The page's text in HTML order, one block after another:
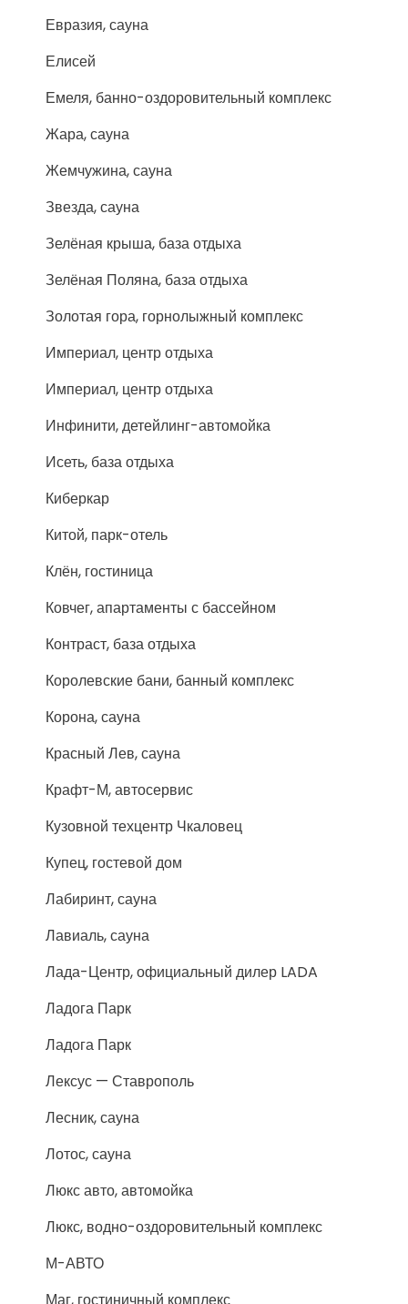
Евразия, сауна
Елисей
Емеля, банно-оздоровительный комплекс
Жара, сауна
Жемчужина, сауна
Звезда, сауна
Зелёная крыша, база отдыха
Зелёная Поляна, база отдыха
Золотая гора, горнолыжный комплекс
Империал, центр отдыха
Империал, центр отдыха
Инфинити, детейлинг-автомойка
Исеть, база отдыха
Киберкар
Китой, парк-отель
Клён, гостиница
Ковчег, апартаменты с бассейном
Контраст, база отдыха
Королевские бани, банный комплекс
Корона, сауна
Красный Лев, сауна
Крафт-М, автосервис
Кузовной техцентр Чкаловец
Купец, гостевой дом
Лабиринт, сауна
Лавиаль, сауна
Лада-Центр, официальный дилер LADA
Ладога Парк
Ладога Парк
Лексус — Ставрополь
Лесник, сауна
Лотос, сауна
Люкс авто, автомойка
Люкс, водно-оздоровительный комплекс
М-АВТО